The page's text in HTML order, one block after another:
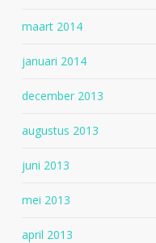
maart 2014
januari 2014
december 2013
augustus 2013
juni 2013
mei 2013
april 2013